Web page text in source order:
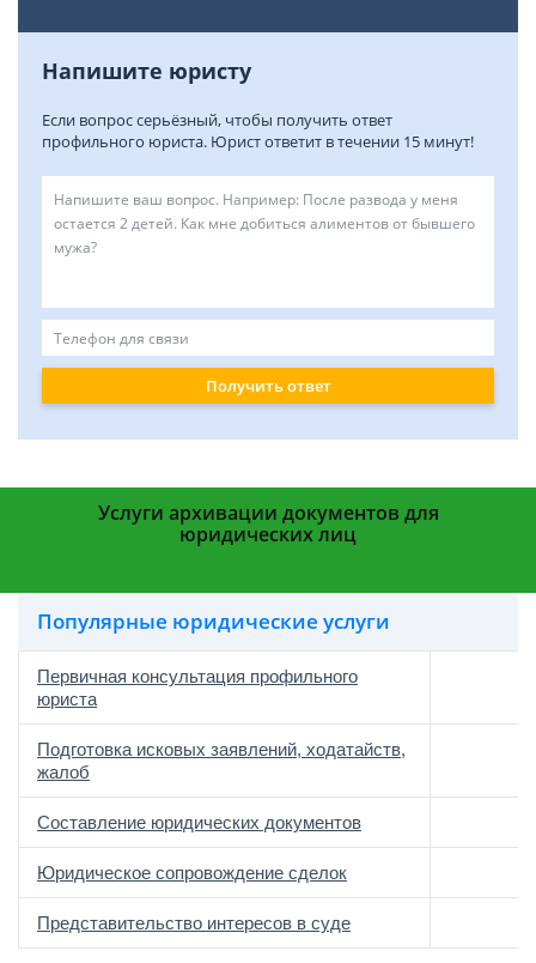
Напишите юристу
Если вопрос серьёзный, чтобы получить ответ
профильного юриста. Юрист ответит в течении 15 минут!
Получить ответ
Услуги архивации документов для
юридических лиц
Популярные юридические услуги
Первичная консультация профильного
юриста
Подготовка исковых заявлений, ходатайств,
жалоб
Составление юридических документов
Юридическое сопровождение сделок
Представительство интересов в суде